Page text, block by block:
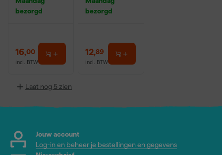
bezorgd
16,00
incl. BTW
16
bezorgd
12,89
incl. BTW
Laat nog 5 zien
Jouw account
Log-in en beheer je bestellingen en gegevens